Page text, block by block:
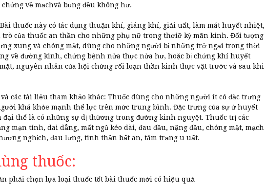
về mạchvà bụng đều không hư.
thuốc này có tác dụng thuận khí, giáng khí, giải uất, làm mát huyết nhiệt,
trò của thuốc an thần cho những phụ nữ trong thơiỡ kỳ mãn kinh. Đối tượng
xung và chóng mặt, dùng cho những người bị những trở ngại trong thời
về đường kinh, chứng bệnh nửa thực nửa hư, hoặc bị chứng khí huyết
nguyên nhân của hội chứng rối loạn thần kinh thực vật trước và sau khi
các tài liệu tham khảo khác: Thuốc dùng cho những người ít có đặc trưng
khá khỏe mạnh thể lực trên mức trung bình. Đặc trưng của sự ứ huyết
đại thể là có những sự dị thừơng trong đường kinh nguyệt. Thuốc trị các
mạn tính, dai dẳng, mất ngủ kéo dài, đau đầu, nặng đầu, chóng mặt, mạch
nghịch, đau lưng, tinh thần bất an, tâm trạng u uất.
thuốc:
phải chọn lựa loại thuốc tốt bài thuốc mới có hiệu quả